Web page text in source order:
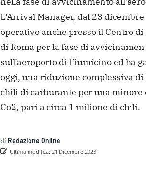
L’Arrival Manager, dal 23
operativo anche presso il Centro
di Roma per la fase di
sull’aeroporto di Fiumicino ed ha
oggi, una riduzione complessiva
chili di carburante per una minore
Co2, pari a circa 1 milione di chili.
di Redazione Online
Ultima modifica: 21 Dicembre 2023